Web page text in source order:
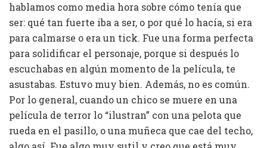
hablamos como media hora sobre cómo tenía que
ser: qué tan fuerte iba a ser, o por qué lo hacía, si era
para calmarse o era un tick. Fue una forma perfecta
para solidificar el personaje, porque si después lo
escuchabas en algún momento de la película, te
asustabas. Estuvo muy bien. Además, no es común.
Por lo general, cuando un chico se muere en una
película de terror lo “ilustran” con una pelota que
rueda en el pasillo, o una muñeca que cae del techo,